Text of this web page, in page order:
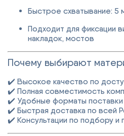
Быстрое схватывание: 5
Подходит для фиксации
накладок, мостов
Почему выбирают
✔️ Высокое качество по
✔️ Полная совместимость
✔️ Удобные форматы поставки
✔️ Быстрая доставка по всей
✔️ Консультации по подбору и